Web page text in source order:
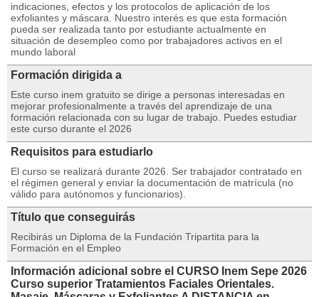
indicaciones, efectos y los protocolos de aplicación de los
exfoliantes y máscara. Nuestro interés es que esta formación
pueda ser realizada tanto por estudiante actualmente en
situación de desempleo como por trabajadores activos en el
mundo laboral
Formación dirigida a
Este curso inem gratuito se dirige a personas interesadas en
mejorar profesionalmente a través del aprendizaje de una
formación relacionada con su lugar de trabajo. Puedes estudiar
este curso durante el 2026
Requisitos para estudiarlo
El curso se realizará durante 2026. Ser trabajador contratado en
el régimen general y enviar la documentación de matrícula (no
válido para autónomos y funcionarios).
Título que conseguirás
Recibirás un Diploma de la Fundación Tripartita para la
Formación en el Empleo
Información adicional sobre el CURSO Inem Sepe 2026
Curso superior Tratamientos Faciales Orientales.